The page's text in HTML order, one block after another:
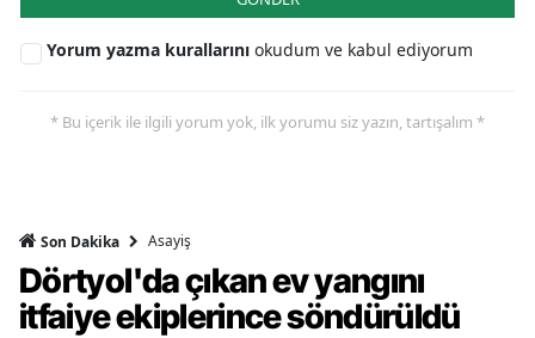
Yorum yazma kurallarını okudum ve kabul ediyorum
* Bu içerik ile ilgili yorum yok, ilk yorumu siz yazın, tartışalım *
Son Dakika Asayiş
Dörtyol'da çıkan ev yangını
itfaiye ekiplerince söndürüldü